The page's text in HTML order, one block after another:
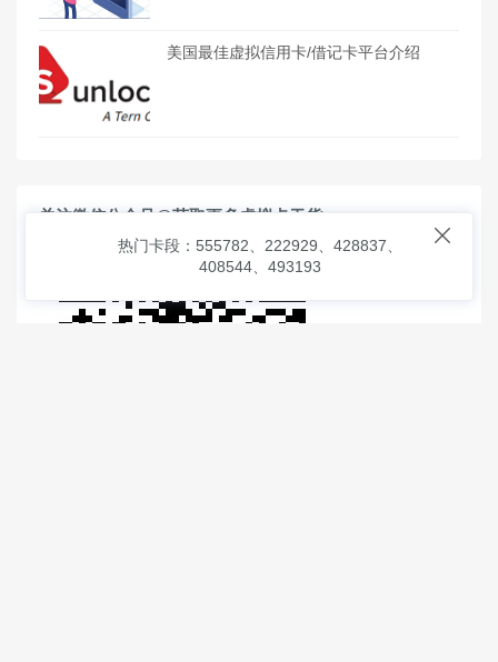
美国最佳虚拟信用卡/借记卡平台介绍
关注微信公众号@获取更多虚拟卡干货

热门卡段：555782、222929、428837、
408544、493193